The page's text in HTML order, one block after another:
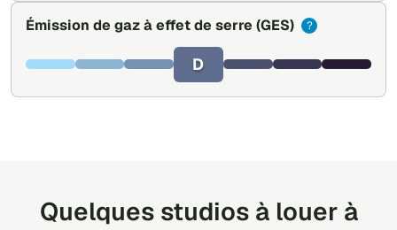
Émission de gaz à effet de serre (GES) ?
D
Quelques studios à louer à